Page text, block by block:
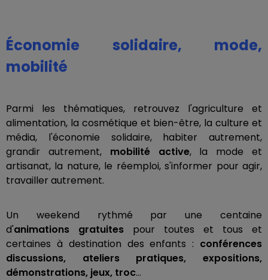
Économie solidaire, mode,
mobilité
Parmi les thématiques, retrouvez l'agriculture et
alimentation, la cosmétique et bien-être, la culture et
média, l'économie solidaire, habiter autrement,
grandir autrement, mobilité active, la mode et
artisanat, la nature, le réemploi, s'informer pour agir,
travailler autrement.
Un weekend rythmé par une centaine
d'animations gratuites pour toutes et tous et
certaines à destination des enfants : conférences
discussions, ateliers pratiques, expositions,
démonstrations, jeux, troc…